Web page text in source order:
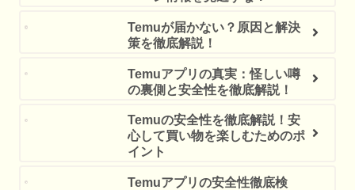
Temuが届かない？原因と解決
策を徹底解説！
Temuアプリの真実：怪しい噂
の裏側と安全性を徹底解説！
Temuの安全性を徹底解説！安
心して買い物を楽しむためのポ
イント
Temuアプリの安全性徹底検